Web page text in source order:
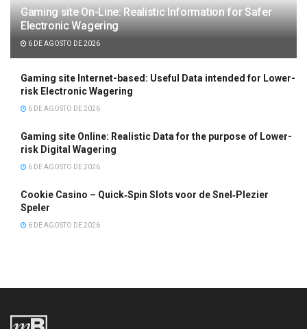
Gaming site On-Line: Realistic Information for Safer
Electronic Wagering
6 DE AGOSTO DE 2026
Gaming site Internet-based: Useful Data intended for Lower-
risk Electronic Wagering
6 DE AGOSTO DE 2026
Gaming site Online: Realistic Data for the purpose of Lower-
risk Digital Wagering
6 DE AGOSTO DE 2026
Cookie Casino – Quick‑Spin Slots voor de Snel‑Plezier
Speler
6 DE AGOSTO DE 2026